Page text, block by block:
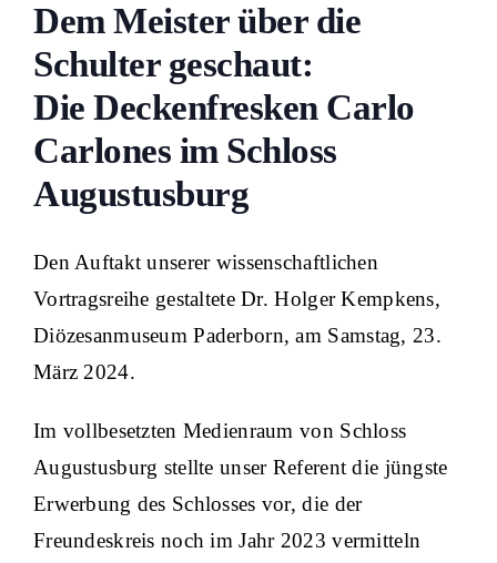
Dem Meister über die
Schulter geschaut:
Die Deckenfresken Carlo
Carlones im Schloss
Augustusburg
Den Auftakt unserer wissenschaftlichen
Vortragsreihe gestaltete Dr. Holger Kempkens,
Diözesanmuseum Paderborn, am Samstag, 23.
März 2024.
Im vollbesetzten Medienraum von Schloss
Augustusburg stellte unser Referent die jüngste
Erwerbung des Schlosses vor, die der
Freundeskreis noch im Jahr 2023 vermitteln